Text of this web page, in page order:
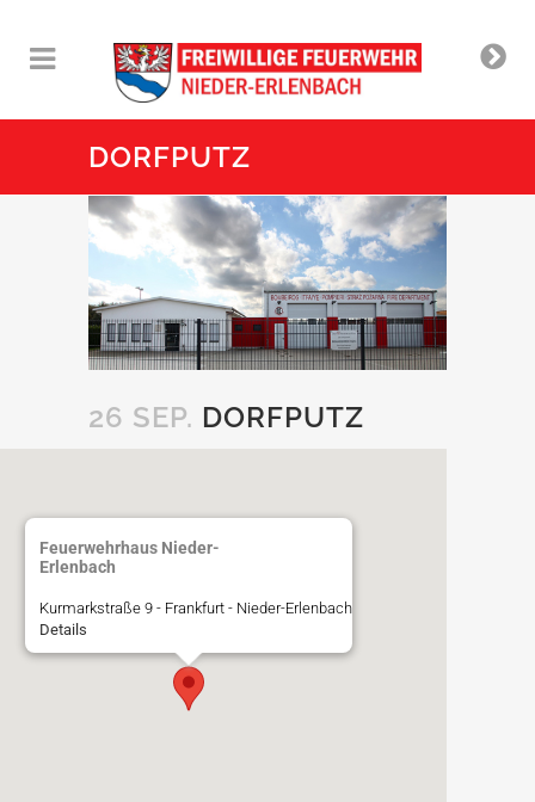
DORFPUTZ
26 SEP. DORFPUTZ
Feuerwehrhaus Nieder-
Erlenbach
Kurmarkstraße 9 - Frankfurt - Nieder-Erlenbach
Details